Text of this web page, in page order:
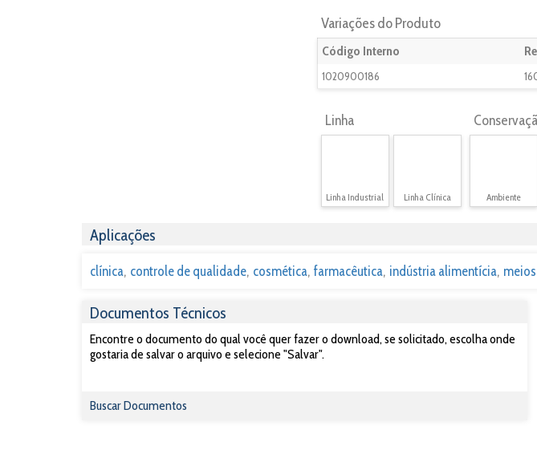
Variações do Produto
Código Interno
1020900186
Linha
Linha Industrial Linha Clínica Ambiente
Aplicações
clínica controle de qualidade cosmética farmacêutica indústria alimentícia
Documentos Técnicos
Encontre o documento do qual você quer fazer o download, se solicitado, escolha onde
gostaria de salvar o arquivo e selecione "Salvar".
Buscar Documentos